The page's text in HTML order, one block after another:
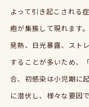
よって引き起こされる
疱が集簇して現れます。
発熱、日光暴露、スト
することが多いため、
合、初感染は小児期に
に潜伏し、様々な要因